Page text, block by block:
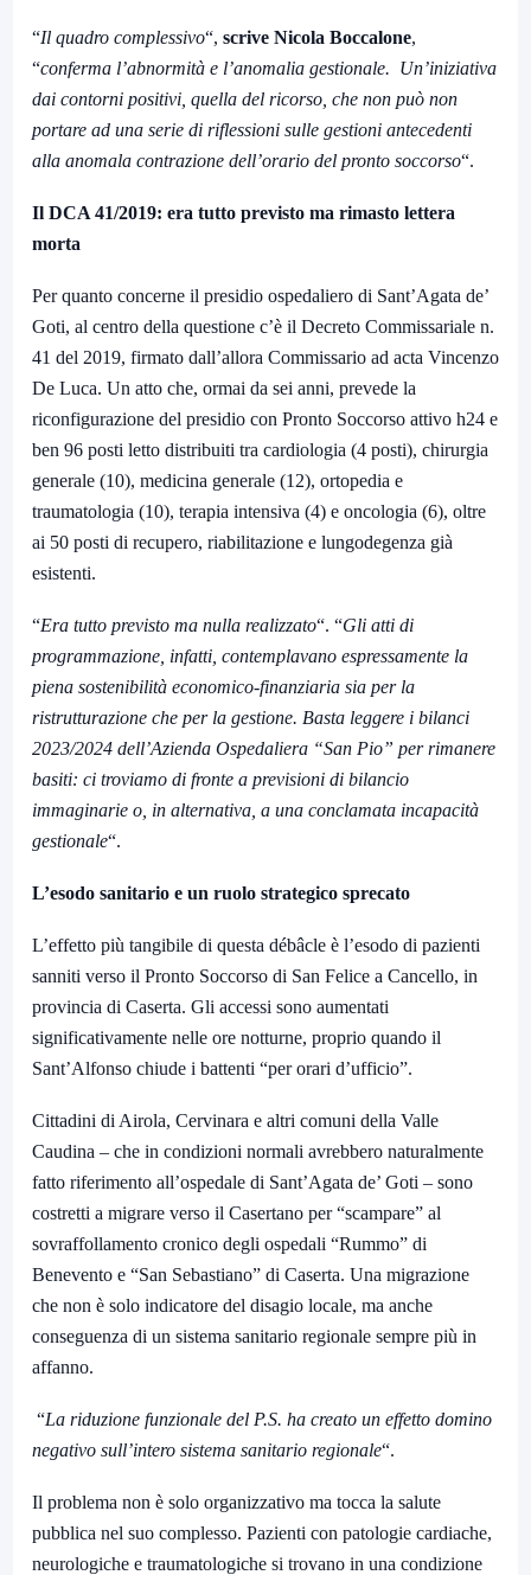
“Il quadro complessivo“, scrive Nicola Boccalone,
“conferma l’abnormità e l’anomalia gestionale. Un’iniziativa
dai contorni positivi, quella del ricorso, che non può non
portare ad una serie di riflessioni sulle gestioni antecedenti
alla anomala contrazione dell’orario del pronto soccorso“.
Il DCA 41/2019: era tutto previsto ma rimasto lettera
morta
Per quanto concerne il presidio ospedaliero di Sant’Agata de’
Goti, al centro della questione c’è il Decreto Commissariale n.
41 del 2019, firmato dall’allora Commissario ad acta Vincenzo
De Luca. Un atto che, ormai da sei anni, prevede la
riconfigurazione del presidio con Pronto Soccorso attivo h24 e
ben 96 posti letto distribuiti tra cardiologia (4 posti), chirurgia
generale (10), medicina generale (12), ortopedia e
traumatologia (10), terapia intensiva (4) e oncologia (6), oltre
ai 50 posti di recupero, riabilitazione e lungodegenza già
esistenti.
“Era tutto previsto ma nulla realizzato“. “Gli atti di
programmazione, infatti, contemplavano espressamente la
piena sostenibilità economico-finanziaria sia per la
ristrutturazione che per la gestione. Basta leggere i bilanci
2023/2024 dell’Azienda Ospedaliera “San Pio” per rimanere
basiti: ci troviamo di fronte a previsioni di bilancio
immaginarie o, in alternativa, a una conclamata incapacità
gestionale“.
L’esodo sanitario e un ruolo strategico sprecato
L’effetto più tangibile di questa débâcle è l’esodo di pazienti
sanniti verso il Pronto Soccorso di San Felice a Cancello, in
provincia di Caserta. Gli accessi sono aumentati
significativamente nelle ore notturne, proprio quando il
Sant’Alfonso chiude i battenti “per orari d’ufficio”.
Cittadini di Airola, Cervinara e altri comuni della Valle
Caudina – che in condizioni normali avrebbero naturalmente
fatto riferimento all’ospedale di Sant’Agata de’ Goti – sono
costretti a migrare verso il Casertano per “scampare” al
sovraffollamento cronico degli ospedali “Rummo” di
Benevento e “San Sebastiano” di Caserta. Una migrazione
che non è solo indicatore del disagio locale, ma anche
conseguenza di un sistema sanitario regionale sempre più in
affanno.
“La riduzione funzionale del P.S. ha creato un effetto domino
negativo sull’intero sistema sanitario regionale“.
Il problema non è solo organizzativo ma tocca la salute
pubblica nel suo complesso. Pazienti con patologie cardiache,
neurologiche e traumatologiche si trovano in una condizione